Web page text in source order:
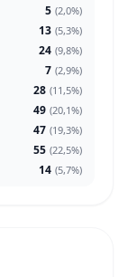
5 (2,0%)
13 (5,3%)
24 (9,8%)
7 (2,9%)
28 (11,5%)
49 (20,1%)
47 (19,3%)
55 (22,5%)
14 (5,7%)